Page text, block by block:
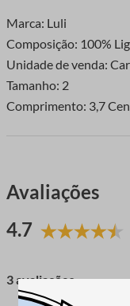
Marca: Luli
Composição: 100%
Unidade de venda:
Tamanho: 2
Comprimento: 3,7
Avaliações
4.7
3 avaliações